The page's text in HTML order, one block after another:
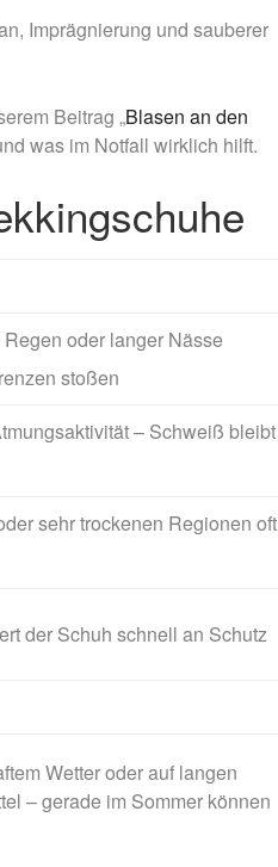
Imprägnierung und sauberer
Beitrag „Blasen an den
was im Notfall wirklich hilft.
oder langer Nässe
stoßen
– Schweiß bleibt
sehr trockenen Regionen oft
der Schuh schnell an Schutz
Wetter oder auf langen
– gerade im Sommer können